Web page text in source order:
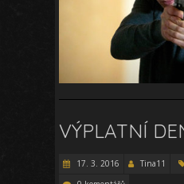
VÝPLATNÍ
17. 3. 2016 Tina11